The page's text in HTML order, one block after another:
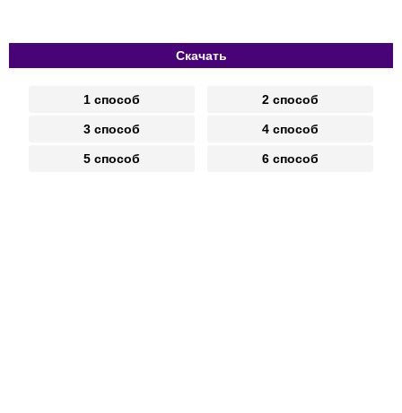
Скачать
1 способ 2 способ
3 способ 4 способ
5 способ 6 способ